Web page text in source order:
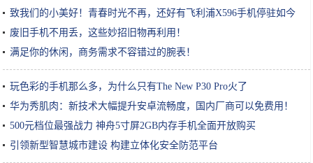
致我们的小美好！青春时光不再，还好有飞利浦X596手机停驻如今
废旧手机不用丢，这些妙招旧物再利用！
满足你的休闲，商务需求不容错过的腕表！
玩色彩的手机那么多，为什么只有The New P30 Pro火了
华为秀肌肉：新技术大幅提升安卓流畅度，国内厂商可以免费用！
500元档位最强战力 神舟5寸屏2GB内存手机全面开放购买
引领新型智慧城市建设 构建立体化安全防范平台